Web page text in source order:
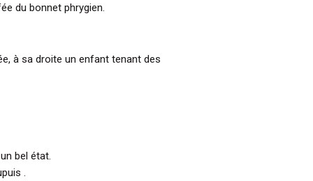
du bonnet phrygien.
à sa droite un enfant tenant des
bel état.
.